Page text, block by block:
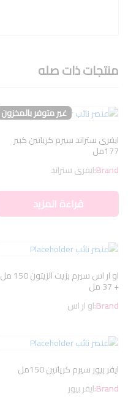
منتجات ذات صله
غير متوفر بالمخزون
ايفرى ستراند سيرم كرياتين كبير
177مل
Brand:ايفرى ستراند
قراءة المزيد
او ار اس سيرم بزيت الزيتون 150 مل
+ 37 مل
Brand:او ار اس
ايفر بيور سيرم كرياتين 150مل
Brand:ايفر بيور